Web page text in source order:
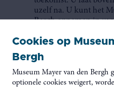
Cookies op
Bergh
Museum Mayer van den Bergh
optionele cookies weigert,
uzelf na. U kunt het
Bergh opnemen in uw
Interessant is ook de
legaat: u laat een som
uw wettelijke
goed aan een